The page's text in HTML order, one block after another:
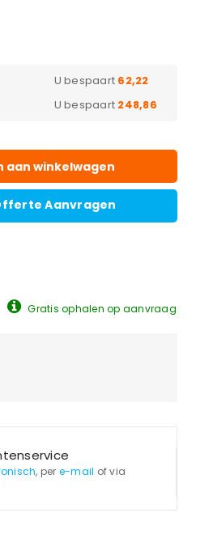
U bespaart 62,22
U bespaart 248,86
aan winkelwagen
Aanvragen
Gratis ophalen op aanvraag
, per e-mail of via